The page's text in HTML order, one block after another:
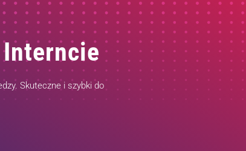
Skuteczne i szybki do